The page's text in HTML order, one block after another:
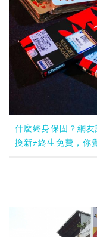
什麼終身保固？網
換新≠終生免費，你